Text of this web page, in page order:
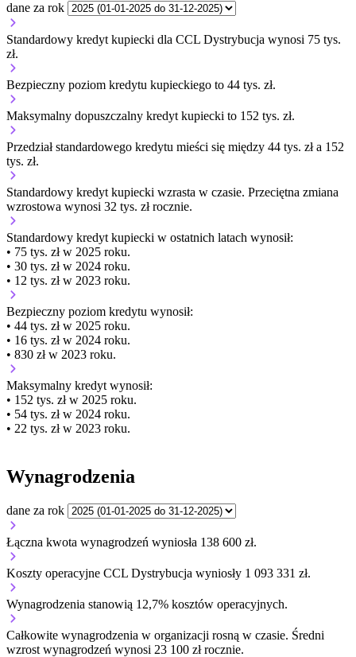
dane za rok
Standardowy kredyt kupiecki dla CCL Dystrybucja wynosi 75 tys.
zł.
Bezpieczny poziom kredytu kupieckiego to 44 tys. zł.
Maksymalny dopuszczalny kredyt kupiecki to 152 tys. zł.
Przedział standardowego kredytu mieści się między 44 tys. zł a 152
tys. zł.
Standardowy kredyt kupiecki wzrasta w czasie. Przeciętna zmiana
wzrostowa wynosi 32 tys. zł rocznie.
Standardowy kredyt kupiecki w ostatnich latach wynosił:
• 75 tys. zł w 2025 roku.
• 30 tys. zł w 2024 roku.
• 12 tys. zł w 2023 roku.
Bezpieczny poziom kredytu wynosił:
• 44 tys. zł w 2025 roku.
• 16 tys. zł w 2024 roku.
• 830 zł w 2023 roku.
Maksymalny kredyt wynosił:
• 152 tys. zł w 2025 roku.
• 54 tys. zł w 2024 roku.
• 22 tys. zł w 2023 roku.
Wynagrodzenia
dane za rok
Łączna kwota wynagrodzeń wyniosła 138 600 zł.
Koszty operacyjne CCL Dystrybucja wyniosły 1 093 331 zł.
Wynagrodzenia stanowią 12,7% kosztów operacyjnych.
Całkowite wynagrodzenia w organizacji rosną w czasie. Średni
wzrost wynagrodzeń wynosi 23 100 zł rocznie.